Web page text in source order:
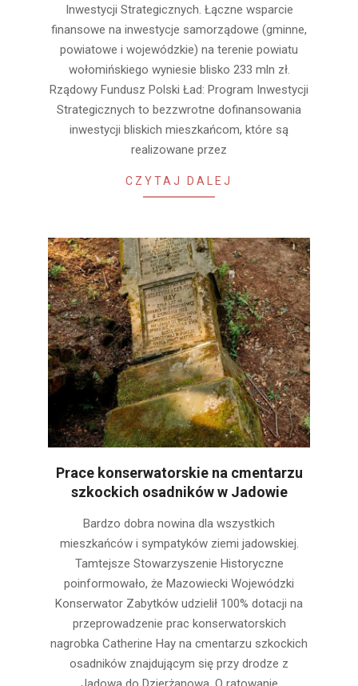
Inwestycji Strategicznych. Łączne wsparcie
finansowe na inwestycje samorządowe (gminne,
powiatowe i wojewódzkie) na terenie powiatu
wołomińskiego wyniesie blisko 233 mln zł.
Rządowy Fundusz Polski Ład: Program Inwestycji
Strategicznych to bezzwrotne dofinansowania
inwestycji bliskich mieszkańcom, które są
realizowane przez
CZYTAJ DALEJ
Prace konserwatorskie na cmentarzu
szkockich osadników w Jadowie
Bardzo dobra nowina dla wszystkich
mieszkańców i sympatyków ziemi jadowskiej.
Tamtejsze Stowarzyszenie Historyczne
poinformowało, że Mazowiecki Wojewódzki
Konserwator Zabytków udzielił 100% dotacji na
przeprowadzenie prac konserwatorskich
nagrobka Catherine Hay na cmentarzu szkockich
osadników znajdującym się przy drodze z